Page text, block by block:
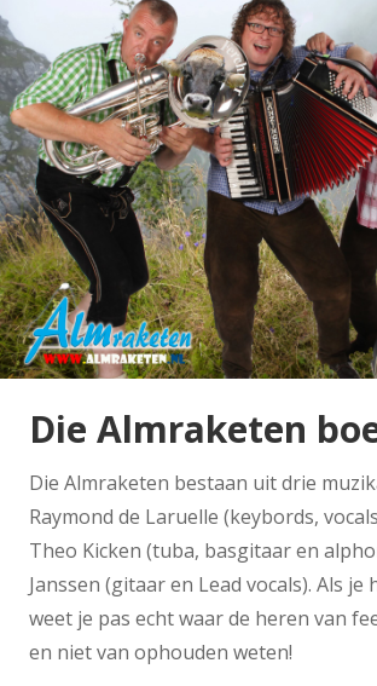
Die Almraketen
Die Almraketen bestaan uit drie
Raymond de Laruelle (keybords,
Theo Kicken (tuba, basgitaar en
Janssen (gitaar en Lead vocals). Als je
weet je pas echt waar de heren van
en niet van ophouden weten!